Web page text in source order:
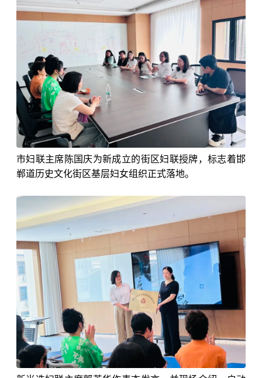
市妇联主席陈国庆为新成立的街区妇联授牌，标志着邯
郸道历史文化街区基层妇女组织正式落地。